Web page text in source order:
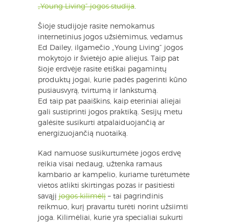
„Young Living“ jogos studija
Šioje studijoje rasite nemokamus
internetinius jogos užsiėmimus, vedamus
Ed Dailey, ilgamečio „Young Living“ jogos
mokytojo ir švietėjo apie aliejus. Taip pat
šioje erdvėje rasite etiškai pagamintų
produktų jogai, kurie padės pagerinti kūno
pusiausvyrą, tvirtumą ir lankstumą.
Ed taip pat paaiškins, kaip eteriniai aliejai
gali sustiprinti jogos praktiką. Sesijų metu
galėsite susikurti atpalaiduojančią ar
energizuojančią nuotaiką.
Kad namuose susikurtumėte jogos erdvę
reikia visai nedaug, užtenka ramaus
kambario ar kampelio, kuriame turėtumėte
vietos atlikti skirtingas pozas ir pasitiesti
savąjį jogos kilimėlį – tai pagrindinis
reikmuo, kurį pravartu turėti norint užsiimti
joga. Kilimėliai, kurie yra specialiai sukurti